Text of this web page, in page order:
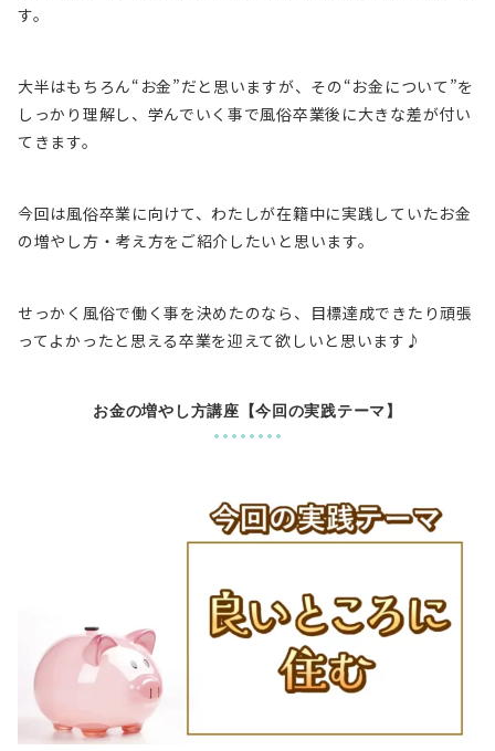
す。
大半はもちろん“お金”だと思いますが、その“お金について”を
しっかり理解し、学んでいく事で風俗卒業後に大きな差が付い
てきます。
今回は風俗卒業に向けて、わたしが在籍中に実践していたお金
の増やし方・考え方をご紹介したいと思います。
せっかく風俗で働く事を決めたのなら、目標達成できたり頑張
ってよかったと思える卒業を迎えて欲しいと思います♪
お金の増やし方講座【今回の実践テーマ】